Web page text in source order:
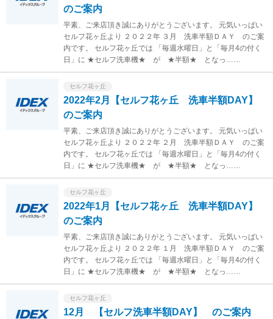
のご案内
平素、ご来店頂き誠にありがとうございます。 元気いっぱい
セルフ花ヶ丘より ２０２２年 ３月 洗車半額ＤＡＹ のご案
内です。 セルフ花ヶ丘では 「毎週水曜日」と「毎月4の付く
日」に ★セルフ洗車機★ が ★半額★ となっ……
セルフ花ヶ丘
2022年2月【セルフ花ヶ丘 洗車半額DAY】
のご案内
平素、ご来店頂き誠にありがとうございます。 元気いっぱい
セルフ花ヶ丘より ２０２２年 ２月 洗車半額ＤＡＹ のご案
内です。 セルフ花ヶ丘では 「毎週水曜日」と「毎月4の付く
日」に ★セルフ洗車機★ が ★半額★ となっ……
セルフ花ヶ丘
2022年1月【セルフ花ヶ丘 洗車半額DAY】
のご案内
平素、ご来店頂き誠にありがとうございます。 元気いっぱい
セルフ花ヶ丘より ２０２２年 １月 洗車半額ＤＡＹ のご案
内です。 セルフ花ヶ丘では 「毎週水曜日」と「毎月4の付く
日」に ★セルフ洗車機★ が ★半額★ となっ……
セルフ花ヶ丘
12月 【セルフ洗車半額DAY】 のご案内